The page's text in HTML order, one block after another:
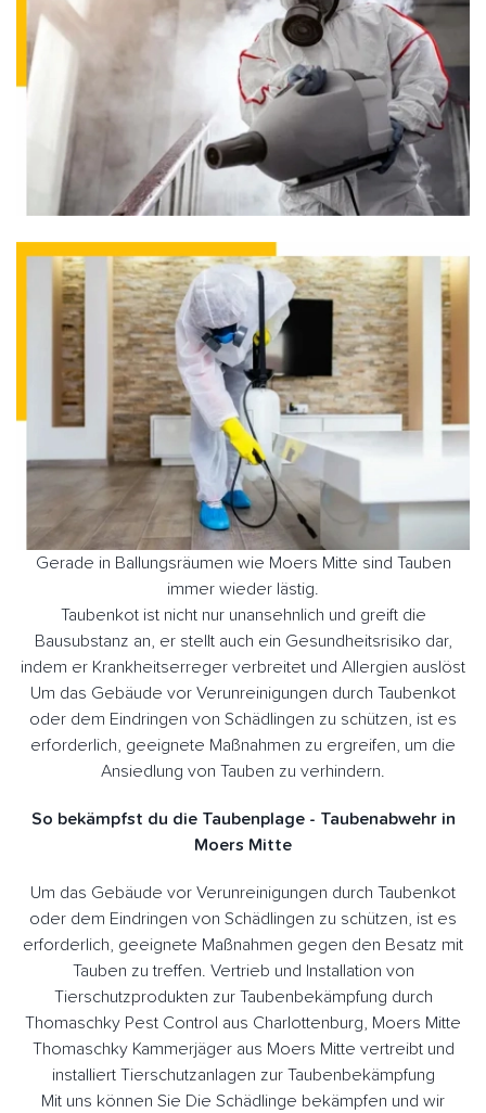
Gerade in Ballungsräumen wie Moers Mitte sind Tauben
immer wieder lästig.
Taubenkot ist nicht nur unansehnlich und greift die
Bausubstanz an, er stellt auch ein Gesundheitsrisiko dar,
indem er Krankheitserreger verbreitet und Allergien auslöst
Um das Gebäude vor Verunreinigungen durch Taubenkot
oder dem Eindringen von Schädlingen zu schützen, ist es
erforderlich, geeignete Maßnahmen zu ergreifen, um die
Ansiedlung von Tauben zu verhindern.
So bekämpfst du die Taubenplage - Taubenabwehr in
Moers Mitte
Um das Gebäude vor Verunreinigungen durch Taubenkot
oder dem Eindringen von Schädlingen zu schützen, ist es
erforderlich, geeignete Maßnahmen gegen den Besatz mit
Tauben zu treffen. Vertrieb und Installation von
Tierschutzprodukten zur Taubenbekämpfung durch
Thomaschky Pest Control aus Charlottenburg, Moers Mitte
Thomaschky Kammerjäger aus Moers Mitte vertreibt und
installiert Tierschutzanlagen zur Taubenbekämpfung
Mit uns können Sie Die Schädlinge bekämpfen und wir